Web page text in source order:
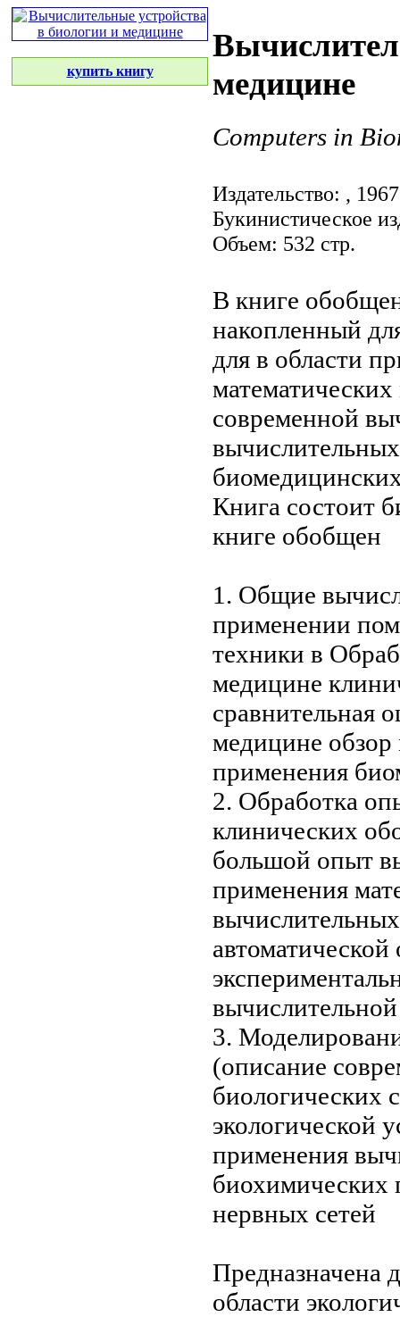
купить книгу
медицине
Computers in
Издательство: ,
Букинистическое
Объем: 532 стр.
В книге
накопленный
для в области
современной
вычислительных
Книга состоит
книге обобщен
1. Общие
применении
техники в
медицине
сравнительная
медицине обзор
применения
2. Обработка
клинических
большой опыт
применения
вычислительной
3.
(описание
биологических
экологической
применения
биохимических
нервных сетей
Предназначена
области